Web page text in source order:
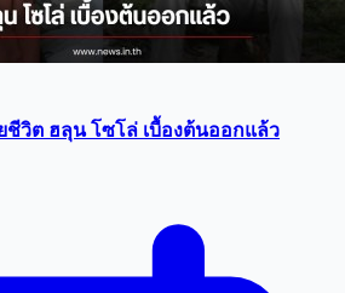
ชีวิต ฮลุน โซโล่ เบื้องต้นออกแล้ว